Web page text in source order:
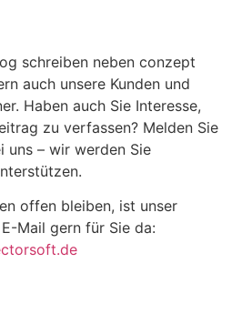
schreiben neben conzept
auch unsere Kunden und
Haben auch Sie Interesse,
zu verfassen? Melden Sie
uns – wir werden Sie
offen bleiben, ist unser
Mail gern für Sie da: